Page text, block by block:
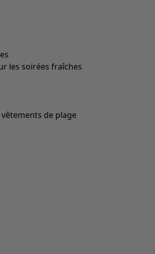
les soirées fraîches
de plage